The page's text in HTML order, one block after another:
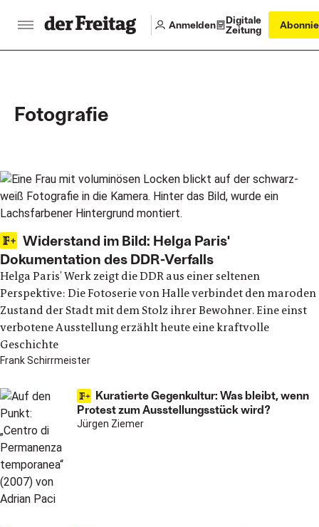
Anmelden
Digitale
Zeitung
Fotografie
Main articles
Widerstand im Bild: Helga Paris'
Dokumentation des DDR-Verfalls
Helga Paris' Werk zeigt die DDR aus einer seltenen
Perspektive: Die Fotoserie von Halle verbindet den maroden
Zustand der Stadt mit dem Stolz ihrer Bewohner. Eine einst
verbotene Ausstellung erzählt heute eine kraftvolle
Geschichte
Frank Schirrmeister
Kuratierte Gegenkultur: Was bleibt, wenn
Protest zum Ausstellungsstück wird?
Jürgen Ziemer